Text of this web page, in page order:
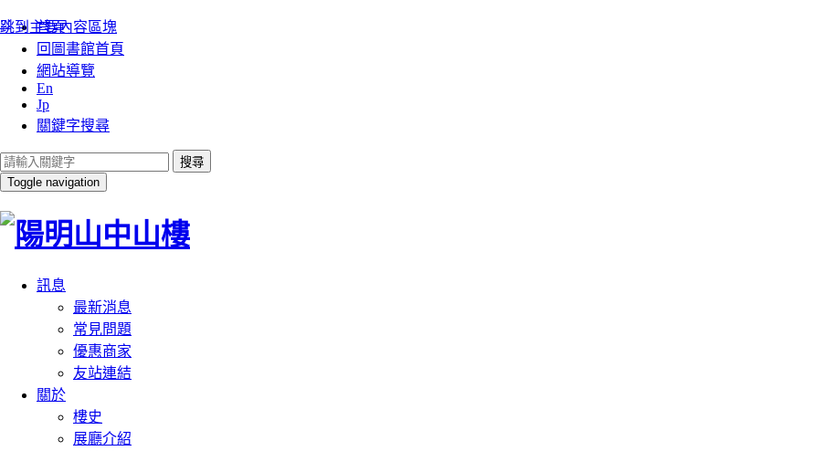
跳到主要內容區塊
:::
首頁
回圖書館首頁
網站導覽
En
Jp
關鍵字搜尋
搜尋
Toggle navigation
訊息
最新消息
常見問題
優惠商家
友站連結
關於
樓史
展廳介紹